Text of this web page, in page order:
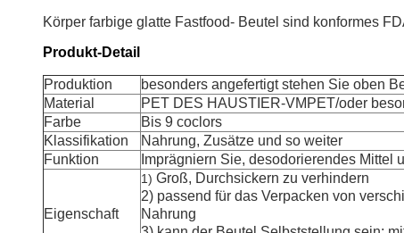
Körper farbige glatte Fastfood- Beutel sind konformes
Produkt-Detail
Produktion
besonders angefertigt stehen Sie oben
Material
PET DES HAUSTIER-VMPET/oder
Farbe
Bis 9 coclors
Klassifikation
Nahrung, Zusätze und so weiter
Funktion
Imprägniern Sie, desodorierendes Mittel
Eigenschaft
1) Groß, Durchsickern zu verhindern
2) passend für das Verpacken von
Nahrung